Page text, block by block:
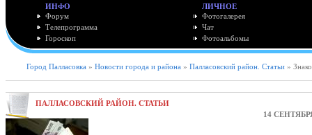
ИНФО
Форум
Телепрограмма
Гороскоп
ЛИЧНОЕ
Фотогалерея
Чат
Фотоальбомы
Город Палласовка » Новости города и района » Палласовский район. Статьи »
ПАЛЛАСОВСКИЙ РАЙОН. СТАТЬИ
14